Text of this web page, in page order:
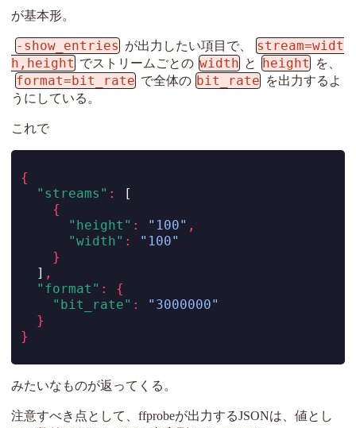
が基本形。
-show_entries が出力したい項目で、
stream=widt
h,height でストリームごとの width と height を、
format=bit_rate で全体の bit_rate を出力するよ
うにしている。
これで
{
"streams" :
[
{
"height" : "100" ,
"width" :
"100"
}
] ,
"format" :
{
"bit_rate" :
"3000000"
}
}
みたいなものが返ってくる。
注意すべき点として、ffprobeが出力するJSONは、値とし